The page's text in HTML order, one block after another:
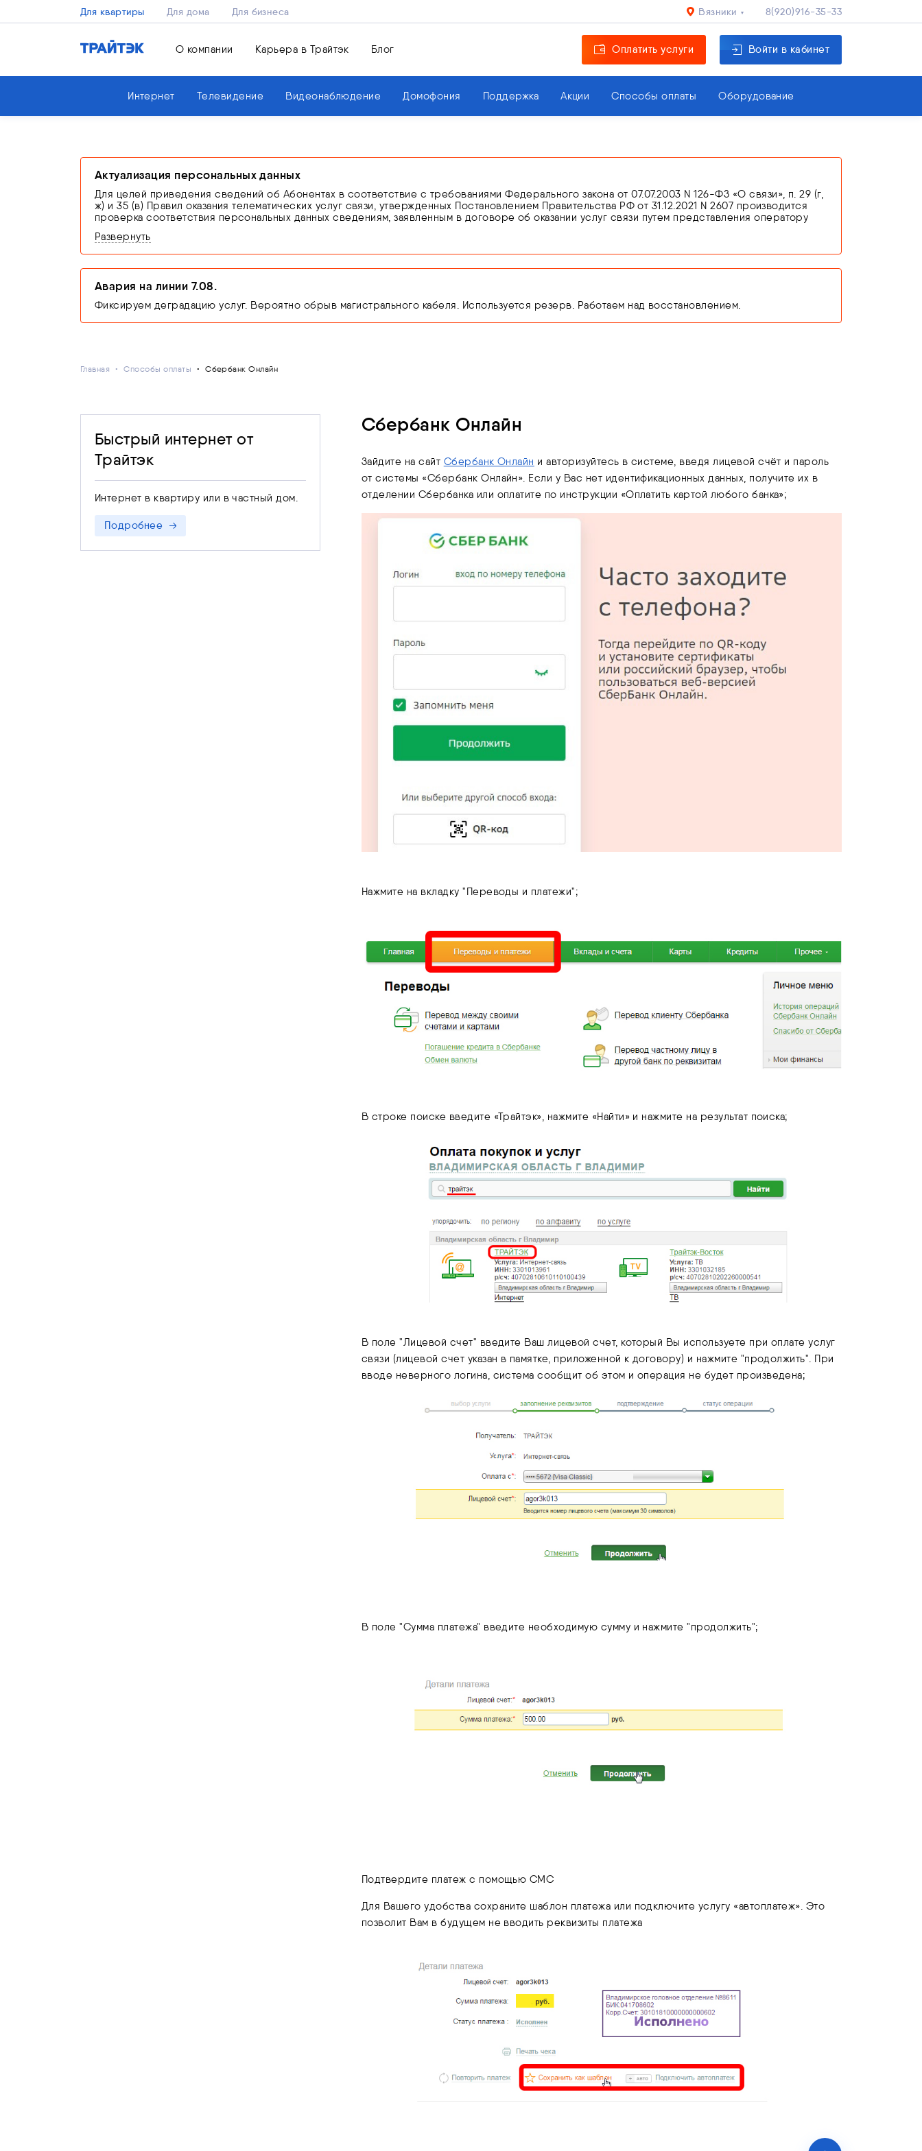
Для квартиры Для дома Для бизнеса Вязники 8(920)916-35-33
О компании Карьера в Трайтэк Блог Оплатить услуги Войти в кабинет
Интернет Телевидение Видеонаблюдение Домофония Поддержка Акции Способы оплаты Оборудование
Актуализация персональных данных
Для целей приведения сведений об Абонентах в соответствие с требованиями Федерального закона от 07.07.2003 N 126-ФЗ «О связи», п. 29 (г,
ж) и 35 (в) Правил оказания телематических услуг связи, утвержденных Постановлением Правительства РФ от 31.12.2021 N 2607 производится
проверка соответствия персональных данных сведениям, заявленным в договоре об оказании услуг связи путем представления оператору
В случае невыполнения абонентом обязанности по подтверждению сведений или предоставления недостоверных сведений, оператор связи
оставляет за собой право приостановить оказание услуг связи вплоть до устранения нарушений на основании п. 3 ст. 44 Федерального закона
Развернуть
Авария на линии 7.08.
Фиксируем деградацию услуг. Вероятно обрыв магистрального кабеля. Используется резерв. Работаем над восстановлением.
Главная Способы оплаты Сбербанк Онлайн
Быстрый интернет от
Трайтэк
Интернет в квартиру или в частный дом.
Подробнее
Сбербанк Онлайн
Зайдите на сайт Сбербанк Онлайн и авторизуйтесь в системе, введя лицевой счёт и пароль
от системы «Сбербанк Онлайн». Если у Вас нет идентификационных данных, получите их в
отделении Сбербанка или оплатите по инструкции «Оплатить картой любого банка»;
Нажмите на вкладку "Переводы и платежи";
В строке поиске введите «Трайтэк», нажмите «Найти» и нажмите на результат поиска;
В поле "Лицевой счет" введите Ваш лицевой счет, который Вы используете при оплате услуг
связи (лицевой счет указан в памятке, приложенной к договору) и нажмите "продолжить". При
вводе неверного логина, система сообщит об этом и операция не будет произведена;
В поле "Сумма платежа" введите необходимую сумму и нажмите "продолжить";
Подтвердите платеж с помощью СМС
Для Вашего удобства сохраните шаблон платежа или подключите услугу «автоплатеж». Это
позволит Вам в будущем не вводить реквизиты платежа